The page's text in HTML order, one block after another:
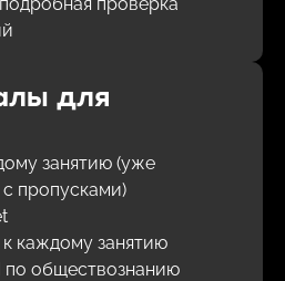
для
занятию (уже
пропусками)
каждому занятию
обществознанию